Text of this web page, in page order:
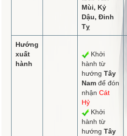
Mùi, Kỷ
Dậu, Đinh
Tỵ
Hướng
xuất
hành
Khởi
hành từ
hướng Tây
Namđể đón
nhận Cát
Hỷ
Khởi
hành từ
hướng Tây